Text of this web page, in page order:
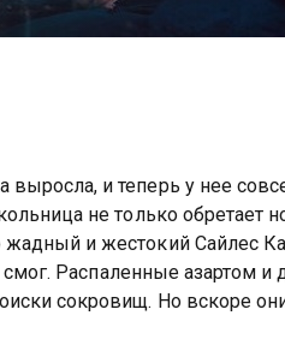
и теперь у нее
не только обретает
и жестокий Сайлес
смог. Распаленные азартом и
сокровищ. Но вскоре
берется, может